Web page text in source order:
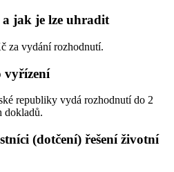
jak je lze uhradit
za vydání rozhodnutí.
vyřízení
republiky vydá rozhodnutí do 2
dokladů.
(dotčení) řešení životní